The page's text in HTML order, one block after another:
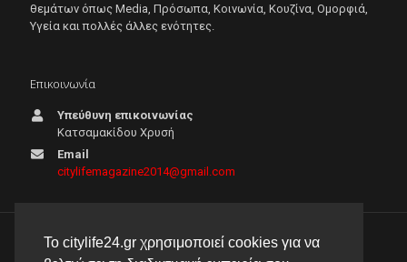
Το citylife24.gr χρησιμοποιεί cookies για να
θεμάτων όπως Μedia, Πρόσωπα, Κοινωνία, Κουζίνα, Ομορφιά,
Υγεία και πολλές άλλες ενότητες.
Επικοινωνία
Υπεύθυνη επικοινωνίας
Κατσαμακίδου Χρυσή
Email
citylifemagazine2014@gmail.com